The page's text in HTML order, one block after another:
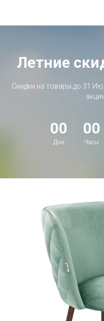
Летние
Скидки на товары до 31
00
Дни
00
Часы